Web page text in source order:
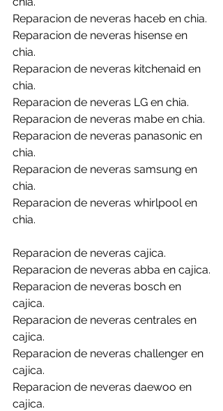
Reparacion de neveras haceb en chia.
Reparacion de neveras hisense en
chia.
Reparacion de neveras kitchenaid en
chia.
Reparacion de neveras LG en chia.
Reparacion de neveras mabe en chia.
Reparacion de neveras panasonic en
chia.
Reparacion de neveras samsung en
chia.
Reparacion de neveras whirlpool en
chia.
Reparacion de neveras cajica.
Reparacion de neveras abba en cajica.
Reparacion de neveras bosch en
cajica.
Reparacion de neveras centrales en
cajica.
Reparacion de neveras challenger en
cajica.
Reparacion de neveras daewoo en
cajica.